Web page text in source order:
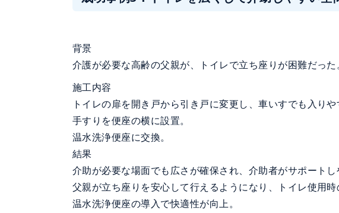
背景
介護が必要な高齢の父親が、トイレで立ち座りが困難だった
施工内容
トイレの扉を開き戸から引き戸に変更し、車いすでも入りや
手すりを便座の横に設置。
温水洗浄便座に交換。
結果
介助が必要な場面でも広さが確保され、介助者がサポートし
父親が立ち座りを安心して行えるようになり、トイレ使用時
温水洗浄便座の導入で快適性が向上。